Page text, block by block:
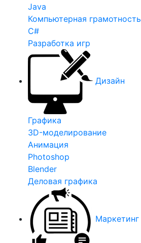
Java
Компьютерная грамотность
C#
Разработка игр
Дизайн
Графика
3D-моделирование
Анимация
Photoshop
Blender
Деловая графика
Маркетинг